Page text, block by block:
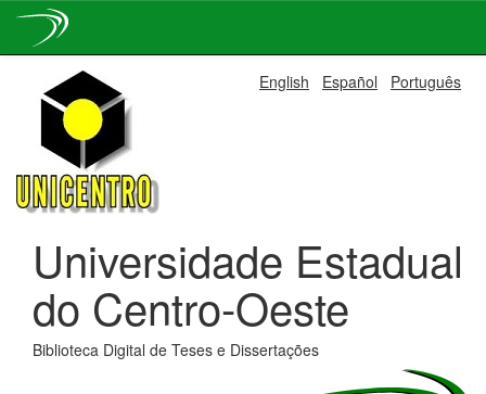
navigation
English Español Português
Universidade Estadual
do Centro-Oeste
Biblioteca Digital de Teses e Dissertações